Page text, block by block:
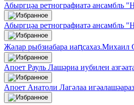
Абыргцәа ретнографиатә ансамбль
Абыргцәа ретнографиатә ансамбль
Жәлар рыбзиабара иаԥсахаз.Михаил
Апоет Рауль Лашәриа иубилеи
Апоет Анатоли Лагәлаа